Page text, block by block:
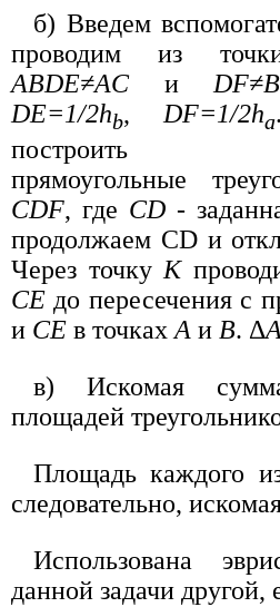
б) Введем
проводим из
АВDE≠AC и
DE=1/2hb, DF=1/2ha
построить
прямоугольные
CDF, где CD -
продолжаем CD и
Через точку К
СЕ до пересечения с
и СЕ в точках А и В. Δ
в) Искомая
площадей
Площадь каждого
следовательно,
Использована
данной задачи другой,